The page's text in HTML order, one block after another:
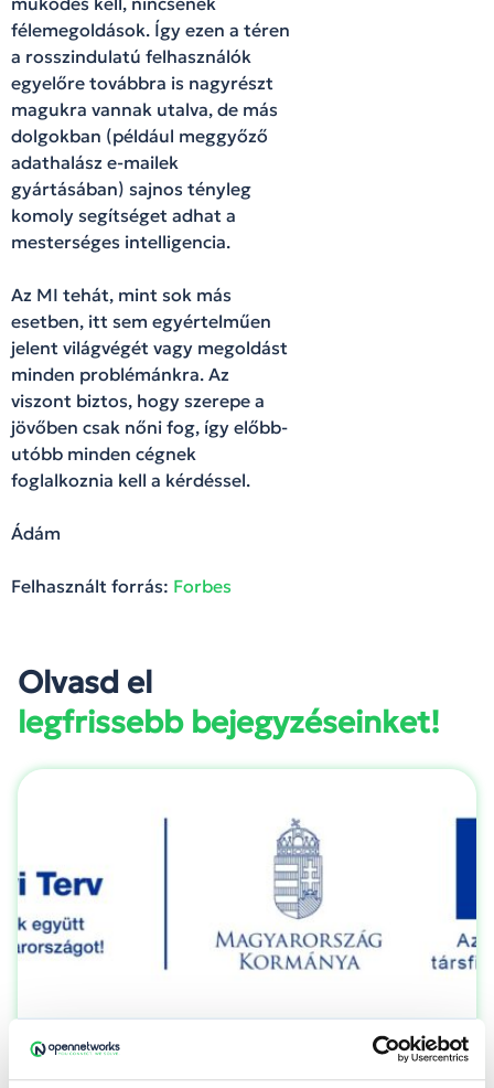
félemegoldások. Így ezen a téren
a rosszindulatú felhasználók
egyelőre továbbra is nagyrészt
magukra vannak utalva, de más
dolgokban (például meggyőző
adathalász e-mailek
gyártásában) sajnos tényleg
komoly segítséget adhat a
mesterséges intelligencia.
Az MI tehát, mint sok más
esetben, itt sem egyértelműen
jelent világvégét vagy megoldást
minden problémánkra. Az
viszont biztos, hogy szerepe a
jövőben csak nőni fog, így előbb-
utóbb minden cégnek
foglalkoznia kell a kérdéssel.
Ádám
Felhasznált forrás: Forbes
Olvasd el
legfrissebb bejegyzéseinket!
Digitális fejlesztés, lean folyamatok, AI-
támogatás – lezárult a GINOP Plusz projektünk